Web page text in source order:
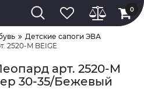
0
Детские сапоги ЭВА
2520-M BEIGE
арт. 2520-M
30-35/Бежевый